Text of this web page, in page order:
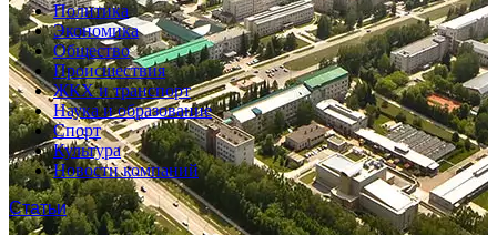
Политика
Экономика
Общество
Происшествия
ЖКХ и транспорт
Наука и образование
Спорт
Культура
Новости компаний
Статьи